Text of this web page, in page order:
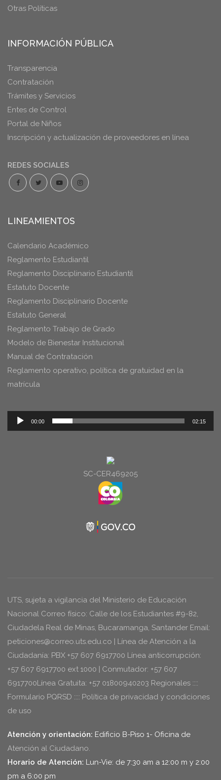
Otras Políticas
INFORMACIÓN PÚBLICA
Transparencia
Contratación
Trámites y Servicios
Entes de Control
Portal de Niños
Inscripción y actualización de proveedores en línea
REDES SOCIALES
LINEAMIENTOS
Calendario Académico
Reglamento Estudiantil
Reglamento Disciplinario Estudiantil
Estatuto Docente
Reglamento Disciplinario Docente
Estatuto General
Reglamento Trabajo de Grado
Modelo de Bienestar Institucional
Manual de Contratación
Reglamento operativo, política de gratuidad en la
matrícula
Reproductor
de
00:00 02:15
SC-CER469205
UTS, sujeta a vigilancia del Ministerio de Educación
Nacional Correo físico: Calle de los Estudiantes #9-82,
Ciudadela Real de Minas, Bucaramanga, Santander Email:
peticiones@correo.uts.edu.co | Línea de Atención a la
Ciudadanía: PBX +57 607 6917700 Línea anticorrupción:
+57 607 6917700 ext 1000 | Conmutador: +57 607
6917700Línea Gratuita: +57 01800940203 Regionales ::::
Formulario PQRSD :::: Política de privacidad y condiciones
de uso
Atención y orientación: Edificio B-Piso 1- Oficina de
Atención al Ciudadano.
Horario de Atención: Lun-Vie: de 7:30 am a 12:00 m y 2:00
pm a 6:00 pm